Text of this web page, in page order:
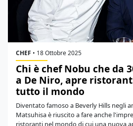
CHEF • 18 Ottobre 2025
Chi è chef Nobu che da
a De Niro, apre
tutto il mondo
Diventato famoso a Beverly Hills negli
Matsuhisa è riuscito a fare anche
ristoranti nel mondo di cui una nuova